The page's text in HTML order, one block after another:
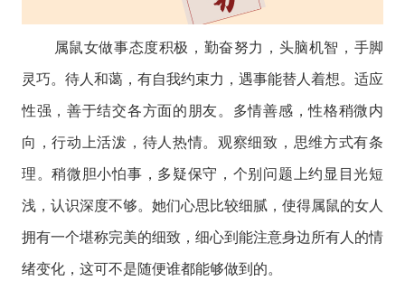
属鼠女做事态度积极，勤奋努力，头脑机智，手脚
灵巧。待人和蔼，有自我约束力，遇事能替人着想。适应
性强，善于结交各方面的朋友。多情善感，性格稍微内
向，行动上活泼，待人热情。观察细致，思维方式有条
理。稍微胆小怕事，多疑保守，个别问题上约显目光短
浅，认识深度不够。她们心思比较细腻，使得属鼠的女人
拥有一个堪称完美的细致，细心到能注意身边所有人的情
绪变化，这可不是随便谁都能够做到的。